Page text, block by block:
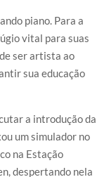
piano. Para a
vital para suas
ser artista ao
sua educação
a introdução da
um simulador no
na Estação
despertando nela